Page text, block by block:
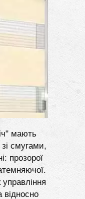
мають
смугами,
прозорої